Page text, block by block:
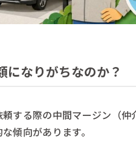
になりがちなのか？
する際の中間マージン（仲
傾向があります。